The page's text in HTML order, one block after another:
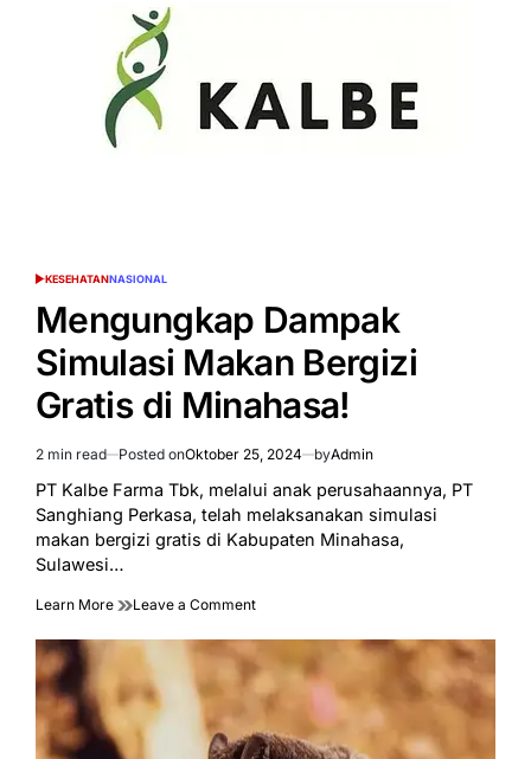
Shine
Muscat
POSTED
KESEHATANNASIONAL
Mengungkap Dampak
Simulasi Makan Bergizi
Gratis di Minahasa!
Estimated
read
time
2 min read Posted onOktober 25, 2024 byAdmin
PT Kalbe Farma Tbk, melalui anak perusahaannya, PT
Sanghiang Perkasa, telah melaksanakan simulasi
makan bergizi gratis di Kabupaten Minahasa,
Sulawesi…
Learn More Leave a Commenton
Simulasi
Makan
Gratis
di